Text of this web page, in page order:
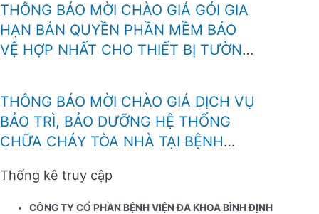
THÔNG BÁO MỜI CHÀO GIÁ GÓI GIA
HẠN BẢN QUYỀN PHẦN MỀM BẢO
VỆ HỢP NHẤT CHO THIẾT BỊ TƯỜNG
THÔNG BÁO MỜI CHÀO GIÁ DỊCH VỤ
BẢO TRÌ, BẢO DƯỠNG HỆ THỐNG
CHỮA CHÁY TÒA NHÀ TẠI BỆNH
Thống kê truy cập
CÔNG TY CỔ PHẦN BỆNH VIỆN ĐA KHOA BÌNH ĐỊNH